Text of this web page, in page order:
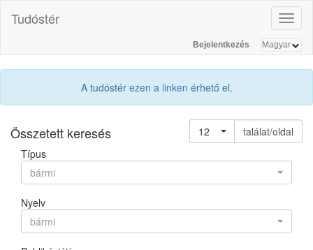
Tudóstér
Bejelentkezés
A tudóstér ezen a linken érhető el.
Összetett keresés 12
találat/oldal
Típus
bármi
Nyelv
bármi